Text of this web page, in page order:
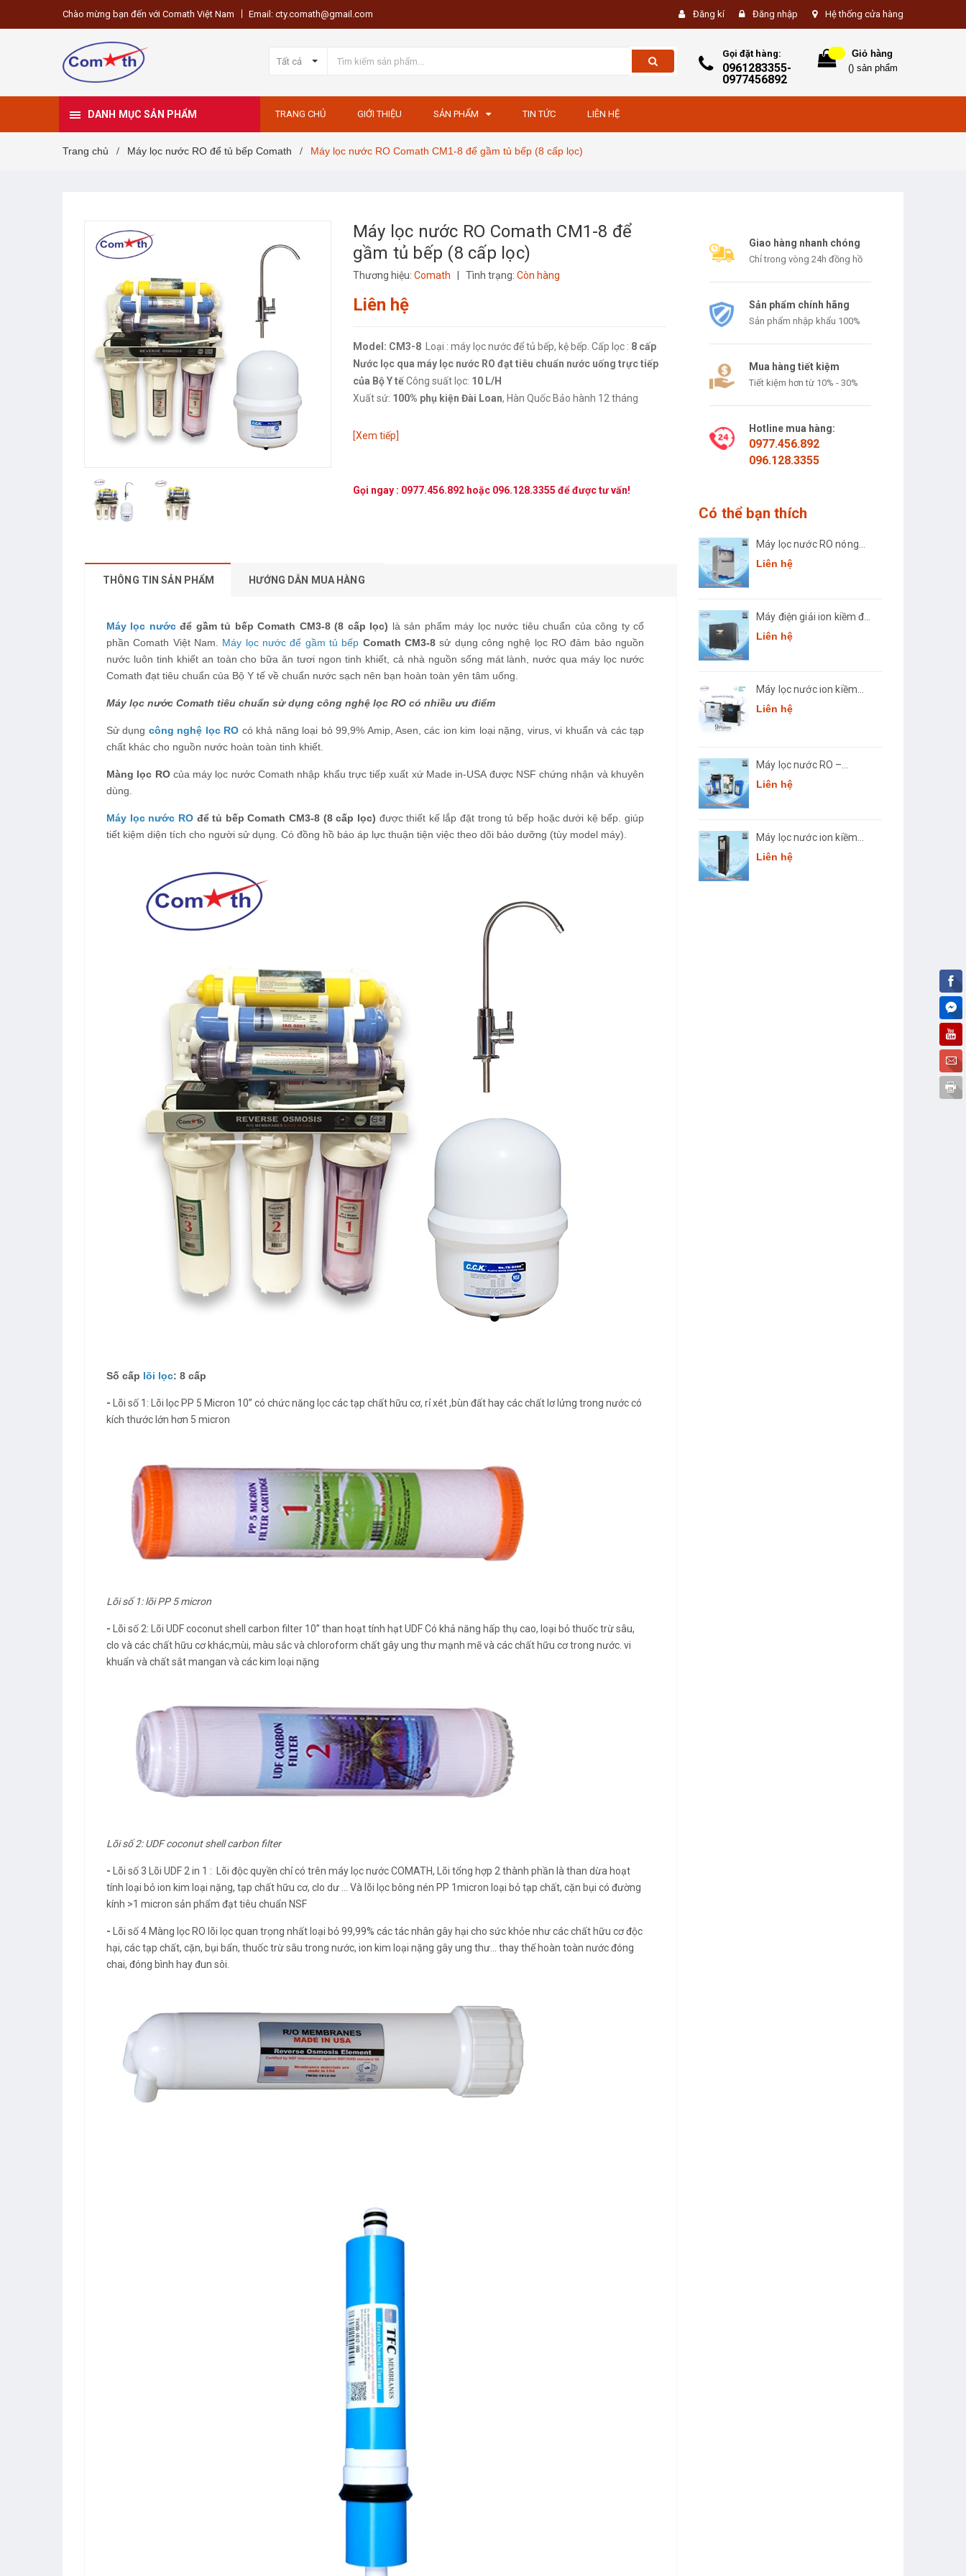
Chào mừng bạn đến với Comath Việt Nam Email: cty.comath@gmail.com Đăng kí Đăng nhập Hệ thống cửa hàng
Tất cả
Gọi đặt hàng:
0961283355-
0977456892
Giỏ hàng
() sản phẩm
DANH MỤC SẢN PHẨM TRANG CHỦ GIỚI THIỆU SẢN PHẨM TIN TỨC LIÊN HỆ
Trang chủ / Máy lọc nước RO để tủ bếp Comath / Máy lọc nước RO Comath CM1-8 để gầm tủ bếp (8 cấp lọc)
Máy lọc nước RO Comath CM1-8 để
gầm tủ bếp (8 cấp lọc)
Thương hiệu: Comath Tình trạng: Còn hàng
Liên hệ
Model: CM3-8Loại : máy lọc nước để tủ bếp, kệ bếp. Cấp lọc : 8 cấp
Nước lọc qua máy lọc nước RO đạt tiêu chuẩn nước uống trực tiếp
của Bộ Y tếCông suất lọc: 10 L/H
Xuất sứ: 100% phụ kiện Đài Loan, Hàn Quốc Bảo hành 12 tháng
[Xem tiếp]
Gọi ngay : 0977.456.892 hoặc 096.128.3355 để được tư vấn!
THÔNG TIN SẢN PHẨM HƯỚNG DẪN MUA HÀNG
Máy lọc nướcđể gầm tủ bếp Comath CM3-8 (8 cấp lọc) là sản phẩm máy lọc nước tiêu chuẩn của công ty cổ
phần Comath Việt Nam. Máy lọc nước để gầm tủ bếp Comath CM3-8 sử dụng công nghệ lọc RO đảm bảo nguồn
nước luôn tinh khiết an toàn cho bữa ăn tươi ngon tinh khiết, cả nhà nguồn sống mát lành, nước qua máy lọc nước
Comath đạt tiêu chuẩn của Bộ Y tế về chuẩn nước sạch nên bạn hoàn toàn yên tâm uống.
Máy lọc nước Comath tiêu chuẩn sử dụng công nghệ lọc RO có nhiều ưu điểm
Sử dụng công nghệ lọc RO có khả năng loại bỏ 99,9% Amip, Asen, các ion kim loại nặng, virus, vi khuẩn và các tạp
chất khác cho nguồn nước hoàn toàn tinh khiết.
Màng lọc ROcủa máy lọc nước Comath nhập khẩu trực tiếp xuất xứ Made in-USA được NSF chứng nhận và khuyên
dùng.
Máy lọc nước ROđể tủ bếp Comath CM3-8 (8 cấp lọc) được thiết kế lắp đặt trong tủ bếp hoặc dưới kệ bếp. giúp
tiết kiệm diện tích cho người sử dụng. Có đồng hồ báo áp lực thuận tiện việc theo dõi bảo dưỡng (tùy model máy).
Số cấp lõi lọc: 8 cấp
-
Lõi số 1: Lõi lọc PP 5 Micron 10” có chức năng lọc các tạp chất hữu cơ, rỉ xét ,bùn đất hay các chất lơ lửng trong nước có
kích thước lớn hơn 5 micron
Lõi số 1: lõi PP 5 micron
-
Lõi số 2: Lõi UDF coconut shell carbon filter 10” than hoạt tính hạt UDF Có khả năng hấp thụ cao, loại bỏ thuốc trừ sâu,
clo và các chất hữu cơ khác,mùi, màu sắc và chloroform chất gây ung thư mạnh mẽ và các chất hữu cơ trong nước. vi
khuẩn và chất sắt mangan và các kim loại nặng
Lõi số 2: UDF coconut shell carbon filter
-
Lõi số 3 Lõi UDF 2 in 1 : Lõi độc quyền chỉ có trên máy lọc nước COMATH, Lõi tổng hợp 2 thành phần là than dừa hoạt
tính loại bỏ ion kim loại nặng, tạp chất hữu cơ, clo dư … Và lõi lọc bông nén PP 1micron loại bỏ tạp chất, cặn bụi có đường
kính >1 micron sản phẩm đạt tiêu chuẩn NSF
-
Lõi số 4 Màng lọc RO lõi lọc quan trọng nhất loại bỏ 99,99% các tác nhân gây hại cho sức khỏe như các chất hữu cơ độc
hại, các tạp chất, cặn, bụi bẩn, thuốc trừ sâu trong nước, ion kim loại nặng gây ung thư... thay thế hoàn toàn nước đóng
chai, đóng bình hay đun sôi.
Giao hàng nhanh chóng
Chỉ trong vòng 24h đồng hồ
Sản phẩm chính hãng
Sản phẩm nhập khẩu 100%
Mua hàng tiết kiệm
Tiết kiệm hơn từ 10% - 30%
Hotline mua hàng:
0977.456.892
096.128.3355
Có thể bạn thích
Máy lọc nước RO nóng
lạnh công suất lớn
Comath CM2681-50
Liên hệ
Máy điện giải ion kiềm để
bàn Comath Smart CM-
Liên hệ
Máy lọc nước ion kiềm
giàu hydro Crewelter 9
Hàn Quốc
Liên hệ
Máy lọc nước RO –
JUMBO Comath CM7
Liên hệ
Máy lọc nước ion kiềm
thông minh Comath
Smart CM3668
Liên hệ